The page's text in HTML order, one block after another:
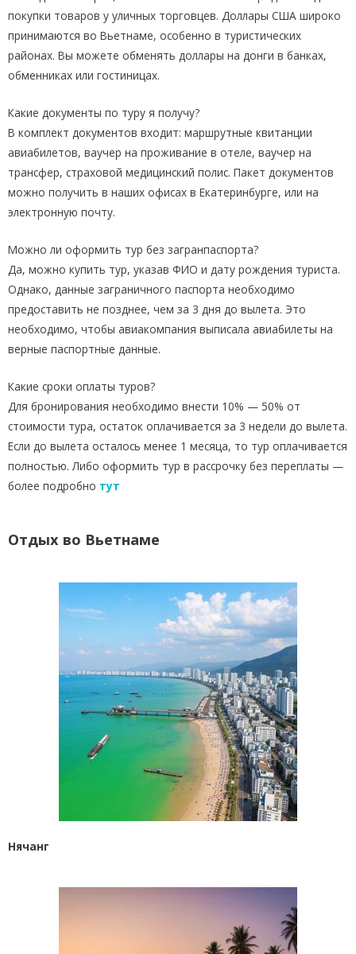
покупки товаров у уличных торговцев. Доллары США широко
принимаются во Вьетнаме, особенно в туристических
районах. Вы можете обменять доллары на донги в банках,
обменниках или гостиницах.
Какие документы по туру я получу?
В комплект документов входит: маршрутные квитанции
авиабилетов, ваучер на проживание в отеле, ваучер на
трансфер, страховой медицинский полис. Пакет документов
можно получить в наших офисах в Екатеринбурге, или на
электронную почту.
Можно ли оформить тур без загранпаспорта?
Да, можно купить тур, указав ФИО и дату рождения туриста.
Однако, данные заграничного паспорта необходимо
предоставить не позднее, чем за 3 дня до вылета. Это
необходимо, чтобы авиакомпания выписала авиабилеты на
верные паспортные данные.
Какие сроки оплаты туров?
Для бронирования необходимо внести 10% — 50% от
стоимости тура, остаток оплачивается за 3 недели до вылета.
Если до вылета осталось менее 1 месяца, то тур оплачивается
полностью. Либо оформить тур в рассрочку без переплаты —
более подробно тут
Отдых во Вьетнаме
Нячанг